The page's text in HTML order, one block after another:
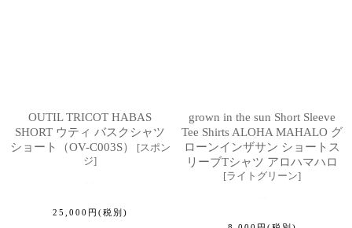
OUTIL TRICOT HABAS
SHORT ウティ バスクシャツ
ショート（OV-C003S）
[スポン
ジ]
25,000 円 (税別)
grown in the sun Short Sleeve
Tee Shirts ALOHA MAHALO グ
ローンインザサン ショートス
リーブTシャツ アロハマハロ
[ライトグリーン]